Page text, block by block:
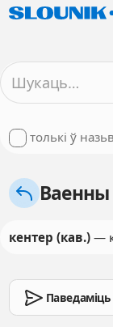
толькі ў
Ваенны
кентер (кав.)—